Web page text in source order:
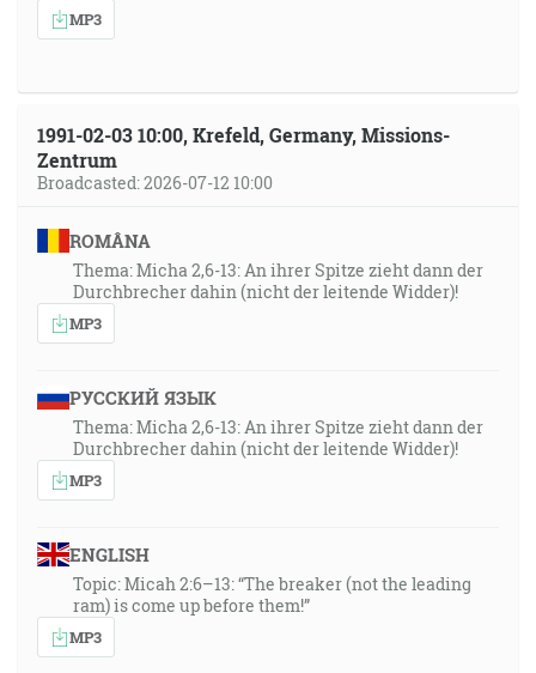
MP3
1991-02-03 10:00, Krefeld, Germany, Missions-
Zentrum
Broadcasted: 2026-07-12 10:00
ROMÂNA
Thema: Micha 2,6-13: An ihrer Spitze zieht dann der
Durchbrecher dahin (nicht der leitende Widder)!
MP3
РУССКИЙ ЯЗЫК
Thema: Micha 2,6-13: An ihrer Spitze zieht dann der
Durchbrecher dahin (nicht der leitende Widder)!
MP3
ENGLISH
Topic: Micah 2:6–13: “The breaker (not the leading
ram) is come up before them!”
MP3